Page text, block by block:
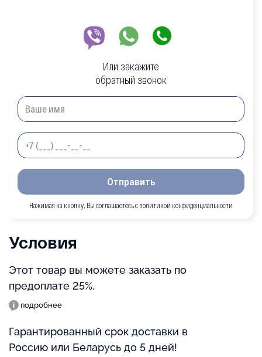
Или закажите
обратный звонок
Отправить
Нажимая на кнопку, Вы соглашаетесь с политикой конфиденциальности
Условия
Этот товар вы можете заказать по
предоплате 25%.
подробнее
Гарантированный срок доставки в
Россию или Беларусь до 5 дней!